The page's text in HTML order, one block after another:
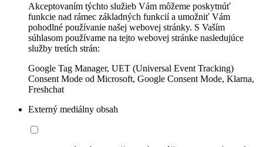
Akceptovaním týchto služieb Vám môžeme poskytnúť
funkcie nad rámec základných funkcií a umožniť Vám
pohodlné používanie našej webovej stránky. S Vaším
súhlasom používame na tejto webovej stránke nasledujúce
služby tretích strán:
Google Tag Manager, UET (Universal Event Tracking)
Consent Mode od Microsoft, Google Consent Mode, Klarna,
Freshchat
Externý mediálny obsah